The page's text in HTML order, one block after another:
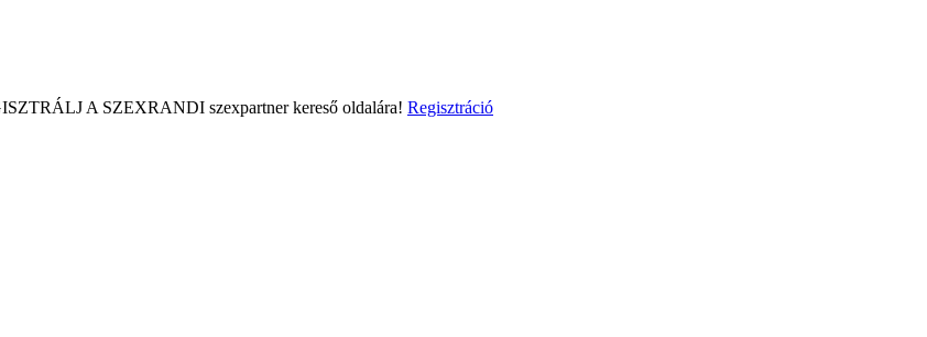
A SZEXRANDI szexpartner kereső oldalára! Regisztráció